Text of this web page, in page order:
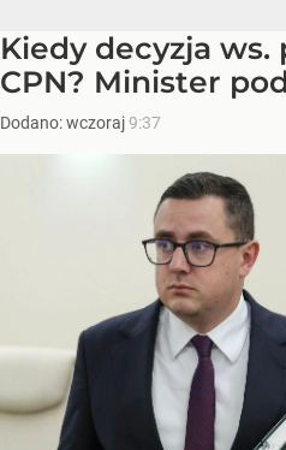
Kiedy decyzja
CPN? Minister
Dodano:wczoraj9:37